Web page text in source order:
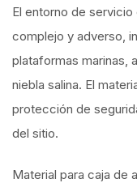
El entorno de
complejo y adverso,
plataformas marinas,
niebla salina. El
protección de
del sitio.
Material para caja de